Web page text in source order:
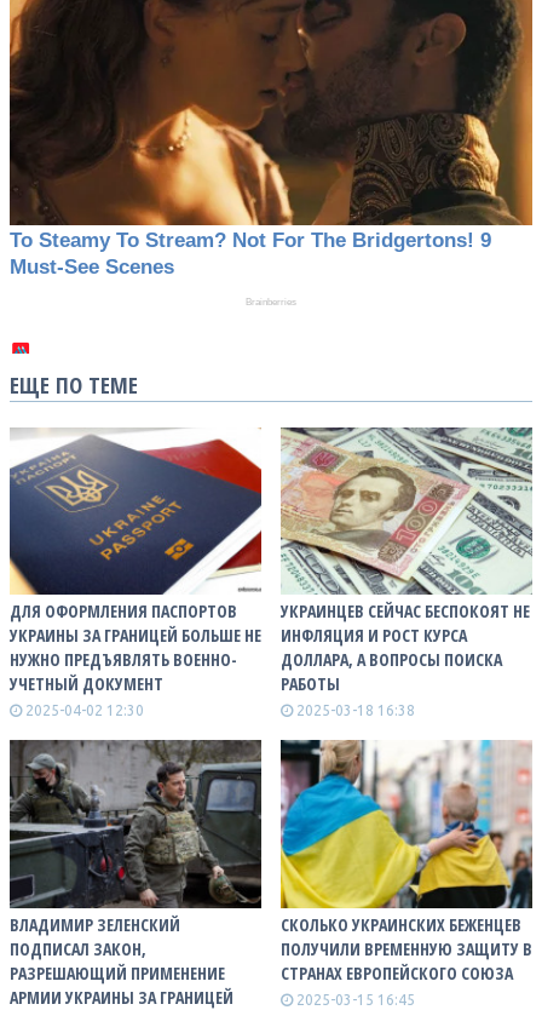
ЕЩЕ ПО ТЕМЕ
ДЛЯ ОФОРМЛЕНИЯ ПАСПОРТОВ
УКРАИНЫ ЗА ГРАНИЦЕЙ БОЛЬШЕ НЕ
НУЖНО ПРЕДЪЯВЛЯТЬ ВОЕННО-
УЧЕТНЫЙ ДОКУМЕНТ
2025-04-02 12:30
УКРАИНЦЕВ СЕЙЧАС БЕСПОКОЯТ НЕ
ИНФЛЯЦИЯ И РОСТ КУРСА
ДОЛЛАРА, А ВОПРОСЫ ПОИСКА
РАБОТЫ
2025-03-18 16:38
ВЛАДИМИР ЗЕЛЕНСКИЙ
ПОДПИСАЛ ЗАКОН,
РАЗРЕШАЮЩИЙ ПРИМЕНЕНИЕ
АРМИИ УКРАИНЫ ЗА ГРАНИЦЕЙ
СКОЛЬКО УКРАИНСКИХ БЕЖЕНЦЕВ
ПОЛУЧИЛИ ВРЕМЕННУЮ ЗАЩИТУ В
СТРАНАХ ЕВРОПЕЙСКОГО СОЮЗА
2025-03-15 16:45